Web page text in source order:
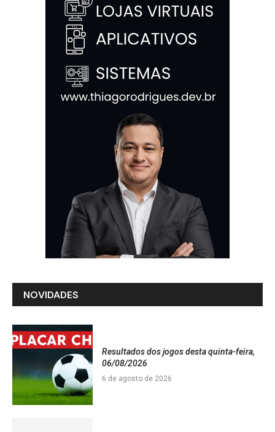
NOVIDADES
Resultados dos jogos desta quinta-feira,
06/08/2026
6 de agosto de 2026